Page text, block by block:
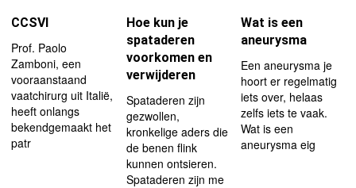
CCSVI
Prof. Paolo
Zamboni, een
vooraanstaand
vaatchirurg uit Italië,
heeft onlangs
bekendgemaakt het
patr
Hoe kun je
spataderen
voorkomen en
verwijderen
Spataderen zijn
gezwollen,
kronkelige aders die
de benen flink
kunnen ontsieren.
Spataderen zijn me
Wat is een
aneurysma
Een aneurysma je
hoort er regelmatig
iets over, helaas
zelfs iets te vaak.
Wat is een
aneurysma eig